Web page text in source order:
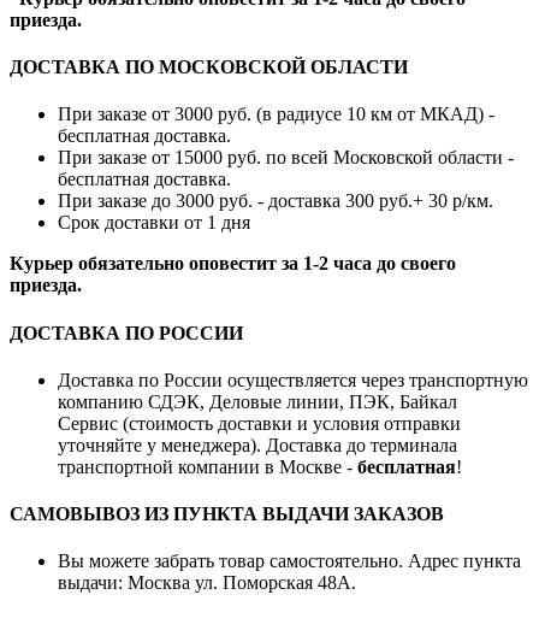
приезда.
ДОСТАВКА ПО МОСКОВСКОЙ ОБЛАСТИ
При заказе от 3000 руб. (в радиусе 10 км от МКАД) -
бесплатная доставка.
При заказе от 15000 руб. по всей Московской области -
бесплатная доставка.
При заказе до 3000 руб. - доставка 300 руб.+ 30 р/км.
Срок доставки от 1 дня
Курьер обязательно оповестит за 1-2 часа до своего
приезда.
ДОСТАВКА ПО РОССИИ
Доставка по России осуществляется через транспортную
компанию СДЭК, Деловые линии, ПЭК, Байкал
Сервис (стоимость доставки и условия отправки
уточняйте у менеджера). Доставка до терминала
транспортной компании в Москве - бесплатная!
САМОВЫВОЗ ИЗ ПУНКТА ВЫДАЧИ ЗАКАЗОВ
Вы можете забрать товар самостоятельно. Адрес пункта
выдачи: Москва ул. Поморская 48А.